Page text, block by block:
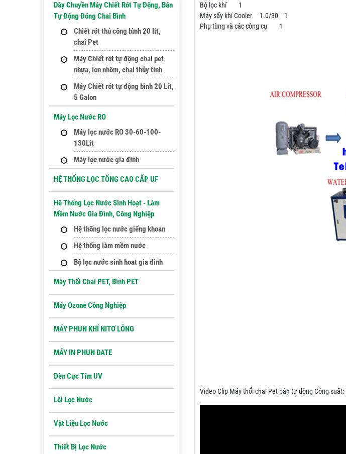
Bộ lọc khí 1
Máy sấy khí Cooler 1.0/30 1
Phụ tùng và các công cụ 1
Video Clip Máy thổi chai Pet bán tự động Công suất:
Dây Chuyền Máy Chiết Rót Tự Động, Bán
Tự Động Đóng Chai Bình
Chiết rót thủ công bình 20 lít,
chai Pet
Máy Chiết rót tự động chai pet
nhựa, lon nhôm, chai thủy tinh
Máy Chiết rót tự động bình 20 Lít,
5 Galon
Máy Lọc Nước RO
Máy lọc nước RO 30-60-100-
130Lit
Máy lọc nước gia đình
HỆ THỐNG LỌC TỔNG CAO CẤP UF
Hê Thống Lọc Nước Sinh Hoạt - Làm
Mềm Nước Gia Đình, Công Nghiệp
Hệ thống lọc nước giếng khoan
Hệ thống làm mềm nước
Bộ lọc nước sinh hoat gia đình
Máy Thổi Chai PET, Bình PET
Máy Ozone Công Nghiệp
MÁY PHUN KHÍ NITƠ LỎNG
MÁY IN PHUN DATE
Đèn Cực Tím UV
Lõi Lọc Nước
Vật Liệu Lọc Nước
Thiết Bị Lọc Nước